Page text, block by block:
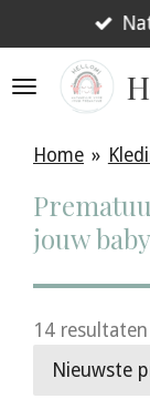
direct
naar
Home »
jouw
14 resultaten